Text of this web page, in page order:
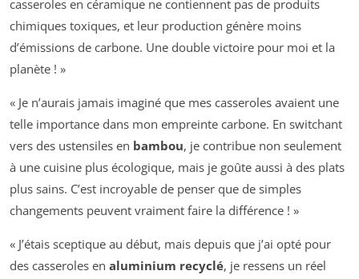
casseroles en céramique ne contiennent pas de produits
chimiques toxiques, et leur production génère moins
d’émissions de carbone. Une double victoire pour moi et la
planète ! »
« Je n’aurais jamais imaginé que mes casseroles avaient une
telle importance dans mon empreinte carbone. En switchant
vers des ustensiles en bambou, je contribue non seulement
à une cuisine plus écologique, mais je goûte aussi à des plats
plus sains. C’est incroyable de penser que de simples
changements peuvent vraiment faire la différence ! »
« J’étais sceptique au début, mais depuis que j’ai opté pour
des casseroles en aluminium recyclé, je ressens un réel